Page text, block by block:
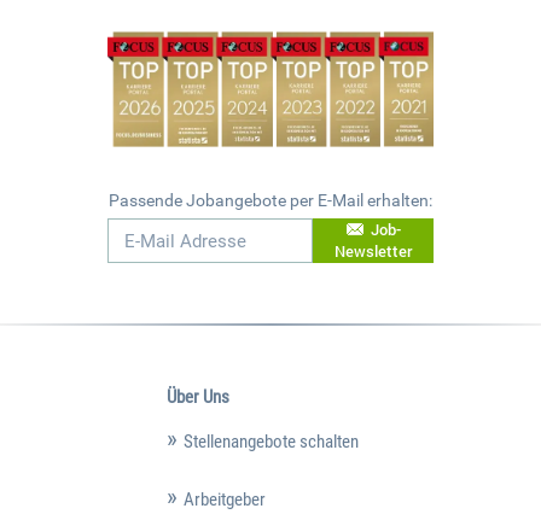
Passende Jobangebote per E-Mail erhalten:
Job-
Newsletter
Über Uns
Stellenangebote schalten
Arbeitgeber